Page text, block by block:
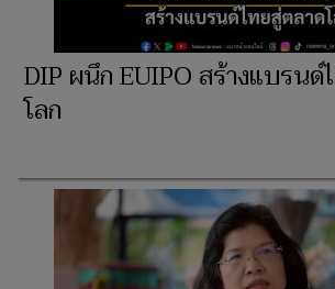
DIP ผนึก EUIPO สร้างแบรนด์
โลก